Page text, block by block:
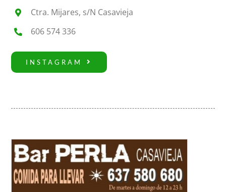
Ctra. Mijares, s/N Casavieja
606 574 336
INSTAGRAM